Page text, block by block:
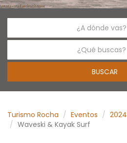
¿A dónde vas?
¿Qué buscas?
Turismo Rocha Eventos 2024
Waveski & Kayak Surf